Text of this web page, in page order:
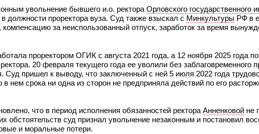
увольнение бывшего и.о. ректора Орловского государственного
должности проректора вуза. Суд также взыскал с Минкультуры РФ в
за неиспользованный отпуск, заработок за время
проректором ОГИК с августа 2021 года, а 12 ноября 2025 года
20 февраля текущего года ее уволили без заблаговременного
Суд пришел к выводу, что заключенный с ней 5 июля 2022 года
в нем срока ни одна из сторон не предприняла действий по его
что в период исполнения обязанностей ректора Анненковой не
обстоятельств суд признал увольнение незаконным и постановил
и моральные потери.